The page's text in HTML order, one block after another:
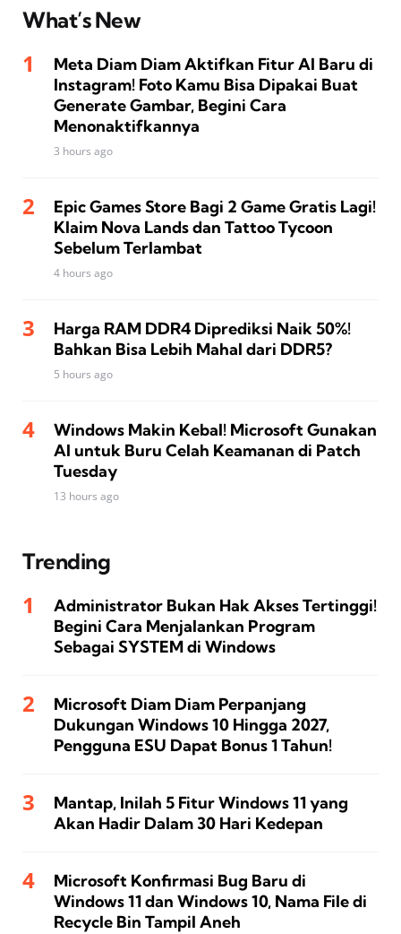
What’s New
Meta Diam Diam Aktifkan Fitur AI Baru di
Instagram! Foto Kamu Bisa Dipakai Buat
Generate Gambar, Begini Cara
Menonaktifkannya
3 hours ago
Epic Games Store Bagi 2 Game Gratis Lagi!
Klaim Nova Lands dan Tattoo Tycoon
Sebelum Terlambat
4 hours ago
Harga RAM DDR4 Diprediksi Naik 50%!
Bahkan Bisa Lebih Mahal dari DDR5?
5 hours ago
Windows Makin Kebal! Microsoft Gunakan
AI untuk Buru Celah Keamanan di Patch
Tuesday
13 hours ago
Trending
Administrator Bukan Hak Akses Tertinggi!
Begini Cara Menjalankan Program
Sebagai SYSTEM di Windows
Microsoft Diam Diam Perpanjang
Dukungan Windows 10 Hingga 2027,
Pengguna ESU Dapat Bonus 1 Tahun!
Mantap, Inilah 5 Fitur Windows 11 yang
Akan Hadir Dalam 30 Hari Kedepan
Microsoft Konfirmasi Bug Baru di
Windows 11 dan Windows 10, Nama File di
Recycle Bin Tampil Aneh